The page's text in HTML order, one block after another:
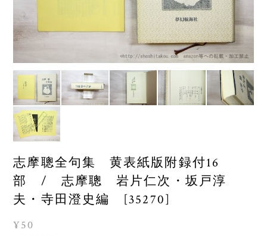
志摩聰全句集 黄表紙版附録付16
部 / 志摩聰 岩片仁次・坂戸淳
夫・寺田澄史編 [35270]
¥50